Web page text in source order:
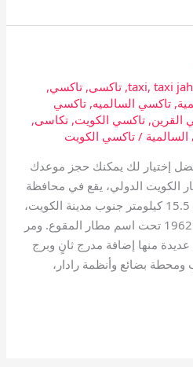
taxi, taxi
,تاكسى,تاكسي,
,تاكسي السالميه,تاكسي
القرين,تاكسي الكويت,تكاسى,
/تاكسي الكويت
العقيله 65090170 أفضل إختيار لك يمكنك حجز موعدك
الكويت الدولي، يقع في محافظة
الفروانية في الكويت على بعد 15.5 كيلومتر جنوب مدينة الكويت،
وقد تم البدء في تأسيسه عام 1962 تحت اسم مطار المقوع. ومر
منها إضافة مدرج ثانٍ وبرج
بضائع وأنظمة رادار،